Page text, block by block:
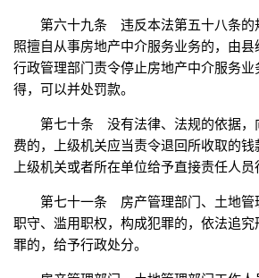
第六十九条 违反本法第五十八条的
照擅自从事房地产中介服务业务的，由
行政管理部门责令停止房地产中介服务
得，可以并处罚款。
第七十条 没有法律、法规的依据，
费的，上级机关应当责令退回所收取的
上级机关或者所在单位给予直接责任人员
第七十一条 房产管理部门、土地管
职守、滥用职权，构成犯罪的，依法追
罪的，给予行政处分。